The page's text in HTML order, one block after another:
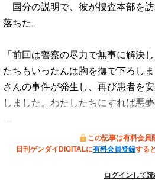
国分の説明で、彼が捜査本部を
落ちた。
「前回は警察の尽力で無事に解決
たちもいったんは胸を撫で下ろし
さんの事件が発生し、再び患者を
しました。わたしたちにすれば悪夢
この記事は有料会員
日刊ゲンダイDIGITALに有料会員登録する
ログインして